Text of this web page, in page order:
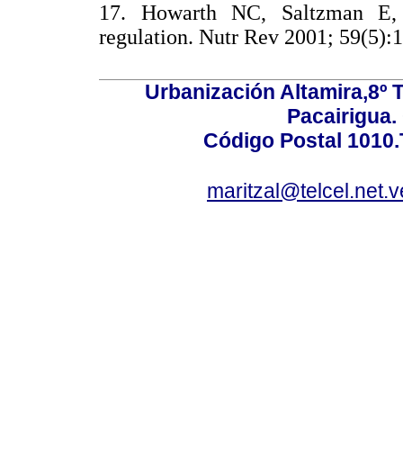
17. Howarth NC, Saltzman
regulation. Nutr Rev 2001;
Urbanización Altamira,8º
Pacairigua.
Código Postal